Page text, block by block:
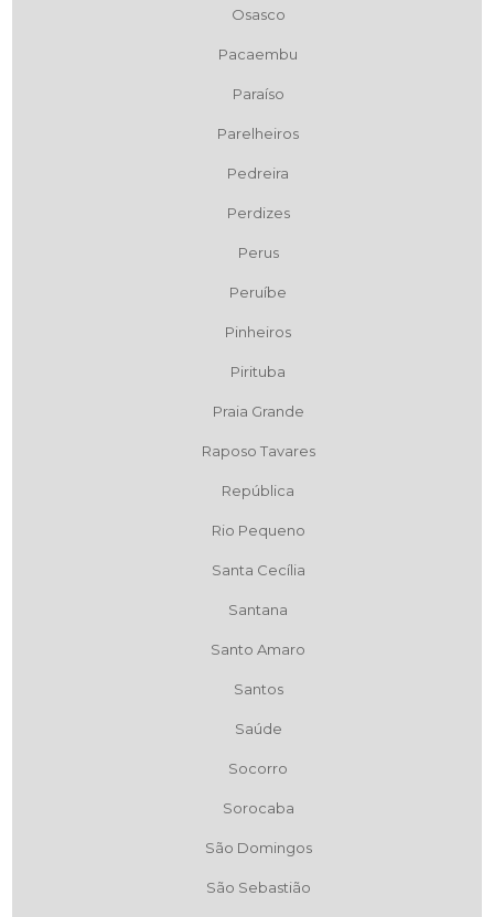
Osasco
Pacaembu
Paraíso
Parelheiros
Pedreira
Perdizes
Perus
Peruíbe
Pinheiros
Pirituba
Praia Grande
Raposo Tavares
República
Rio Pequeno
Santa Cecília
Santana
Santo Amaro
Santos
Saúde
Socorro
Sorocaba
São Domingos
São Sebastião